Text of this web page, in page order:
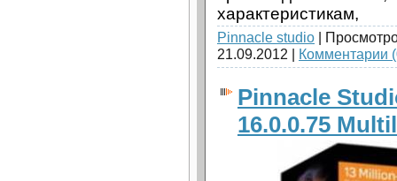
характеристикам,
Pinnacle studio |
21.09.2012 | Комментарии
Pinnacle
16.0.0.75